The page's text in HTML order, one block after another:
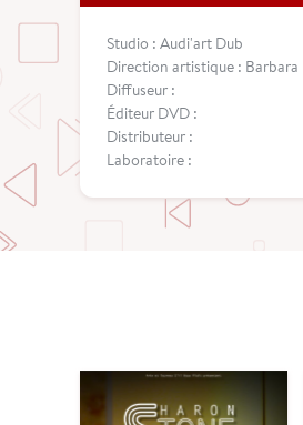
Studio : Audi'art Dub
Direction artistique : Barbara
Diffuseur :
Éditeur DVD :
Distributeur :
Laboratoire :